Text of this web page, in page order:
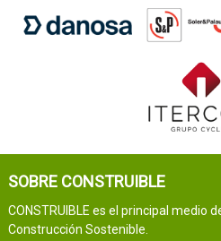
SOBRE CONSTRUIBLE
CONSTRUIBLE es el principal medio
Construcción Sostenible.